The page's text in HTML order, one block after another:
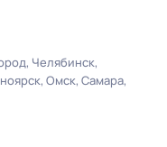
Челябинск
Омск Самара